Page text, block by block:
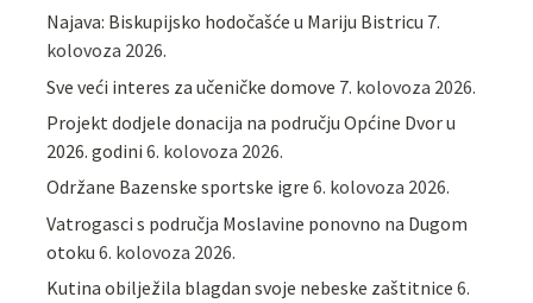
Najava: Biskupijsko hodočašće u Mariju Bistricu 7.
kolovoza 2026.
Sve veći interes za učeničke domove 7. kolovoza 2026.
Projekt dodjele donacija na području Općine Dvor u
2026. godini 6. kolovoza 2026.
Održane Bazenske sportske igre 6. kolovoza 2026.
Vatrogasci s područja Moslavine ponovno na Dugom
otoku 6. kolovoza 2026.
Kutina obilježila blagdan svoje nebeske zaštitnice 6.